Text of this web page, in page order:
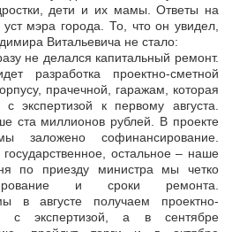
дети и их мамы. Ответы на
мэра города. То, что он увидел,
Витальевича не стало:
не делался капитальный ремонт.
разработка проектно-сметной
прачечной, гаражам, которая
экспертизой к первому августа.
ста миллионов рублей. В проекте
заложено софинансирование.
остальное – наше
по приезду министра мы четко
и сроки ремонта.
в августе получаем проектно-
с экспертизой, а в сентябре